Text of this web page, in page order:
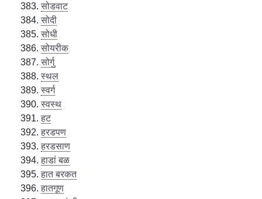
सोडवाट
सोदी
सोधी
सोयरीक
सोर्गु
स्थल
स्वर्ग
स्वस्थ
हट
हरडपण
हरडसाण
हाडां बळ
हात बरकत
हातगूण